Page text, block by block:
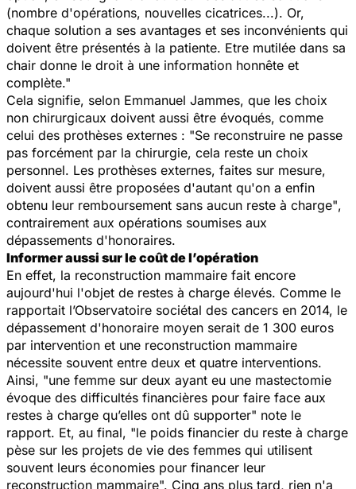
(nombre d'opérations, nouvelles cicatrices...). Or,
chaque solution a ses avantages et ses inconvénients qui
doivent être présentés à la patiente. Etre mutilée dans sa
chair donne le droit à une information honnête et
complète."
Cela signifie, selon Emmanuel Jammes, que les choix
non chirurgicaux doivent aussi être évoqués, comme
celui des prothèses externes : "Se reconstruire ne passe
pas forcément par la chirurgie, cela reste un choix
personnel. Les prothèses externes, faites sur mesure,
doivent aussi être proposées d'autant qu'on a enfin
obtenu leur remboursement sans aucun reste à charge",
contrairement aux opérations soumises aux
dépassements d'honoraires.
Informer aussi sur le coût de l’opération
En effet, la reconstruction mammaire fait encore
aujourd'hui l'objet de restes à charge élevés. Comme le
rapportait l’Observatoire sociétal des cancers en 2014, le
dépassement d'honoraire moyen serait de 1 300 euros
par intervention et une reconstruction mammaire
nécessite souvent entre deux et quatre interventions.
Ainsi, "une femme sur deux ayant eu une mastectomie
évoque des difficultés financières pour faire face aux
restes à charge qu’elles ont dû supporter" note le
rapport. Et, au final, "le poids financier du reste à charge
pèse sur les projets de vie des femmes qui utilisent
souvent leurs économies pour financer leur
reconstruction mammaire". Cinq ans plus tard, rien n'a